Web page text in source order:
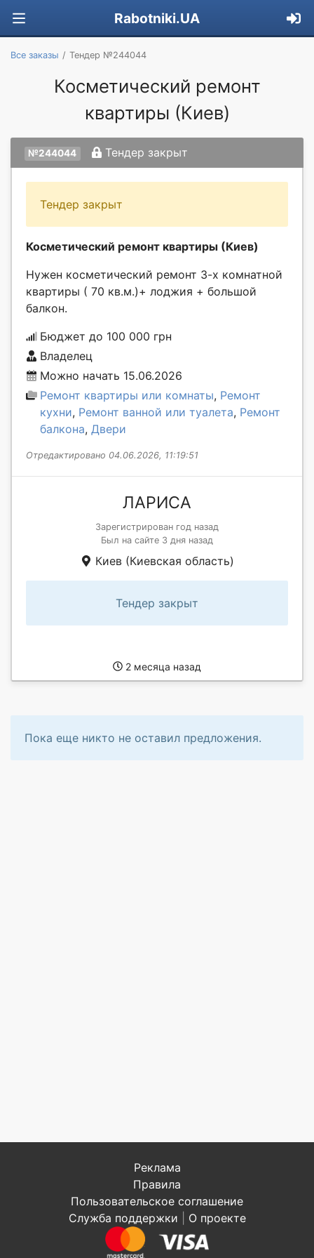
Rabotniki.UA
Все заказы Тендер №244044
Косметический ремонт
квартиры (Киев)
№244044 Тендер закрыт
Тендер закрыт
Косметический ремонт квартиры (Киев)
Нужен косметический ремонт 3-х комнатной
квартиры ( 70 кв.м.)+ лоджия + большой
балкон.
Бюджет до 100 000 грн
Владелец
Можно начать 15.06.2026
Ремонт квартиры или комнаты, Ремонт
кухни, Ремонт ванной или туалета, Ремонт
балкона, Двери
Отредактировано 04.06.2026, 11:19:51
ЛАРИСА
Зарегистрирован год назад
Был на сайте 3 дня назад
Киев (Киевская область)
Тендер закрыт
2 месяца назад
Пока еще никто не оставил предложения.
Реклама
Правила
Пользовательское соглашение
Служба поддержки
О проекте